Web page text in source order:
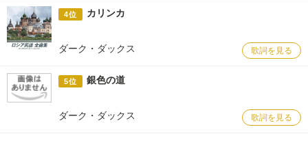
4位 カリンカ
ダーク・ダックス 歌詞を見る
5位 銀色の道
ダーク・ダックス 歌詞を見る